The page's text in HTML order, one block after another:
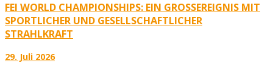
FEI WORLD CHAMPIONSHIPS: EIN GROSSEREIGNIS MIT S
PORTLICHER UND GESELLSCHAFTLICHER S
TRAHLKRAFT
29. Juli 2026